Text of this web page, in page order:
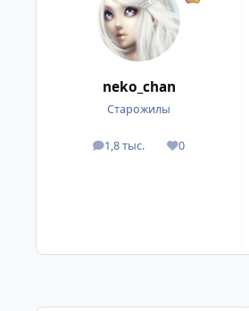
neko_chan
Старожилы
1,8 тыс.
посты 0
Репутация